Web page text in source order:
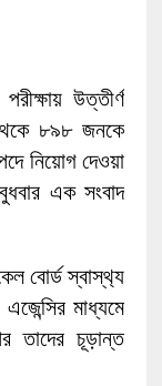
উত্তীর্ণ
৮৯৮ জনকে
নিয়োগ দেওয়া
এক সংবাদ
বোর্ড স্বাস্থ‌্য
মাধ্যমে
তাদের চূড়ান্ত